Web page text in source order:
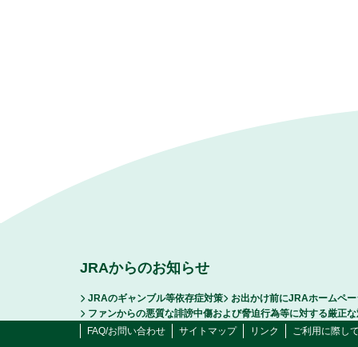
JRAからのお知らせ
JRAのギャンブル等依存症対策
お出かけ前にJRAホームペ
ファンからの悪質な誹謗中傷および脅迫行為等に対する厳正
FAQ/お問い合わせ
サイトマップ リンク ご利用に際し